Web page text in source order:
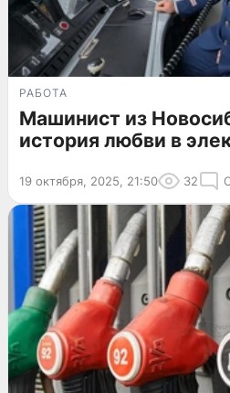
РАБОТА
Машинист из
история любви в
19 октября, 2025, 21:50 32